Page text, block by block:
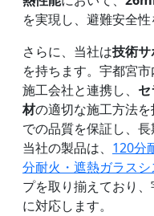
を実現し、避難安全性
さらに、当社は技術サ
を持ちます。宇都宮
施工会社と連携し、
材の適切な施工方法
での品質を保証し、長
当社の製品は、 120分
分耐火・遮熱ガラスシ
プを取り揃えており
に対応します。